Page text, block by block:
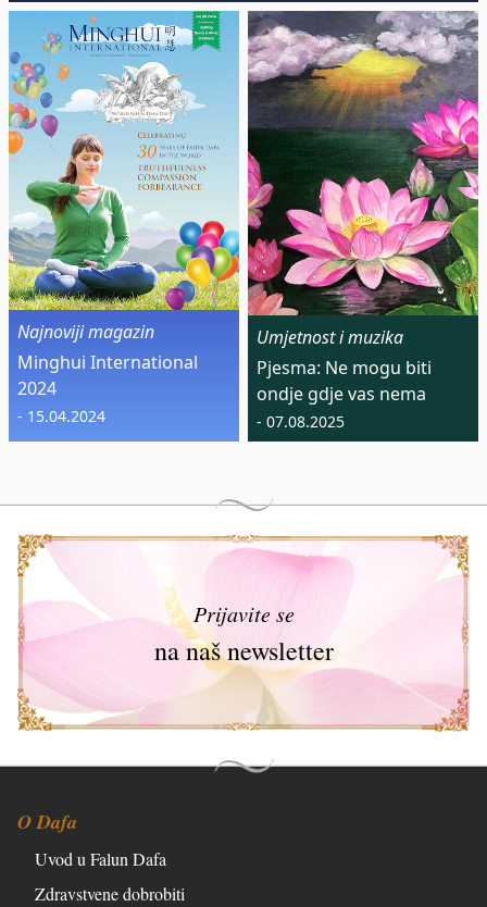
Najnoviji magazin
Minghui International
2024
- 15.04.2024
Umjetnost i muzika
Pjesma: Ne mogu biti
ondje gdje vas nema
- 07.08.2025
Prijavite se
na naš newsletter
O Dafa
Uvod u Falun Dafa
Zdravstvene dobrobiti